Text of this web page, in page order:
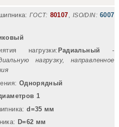
ГОСТ: 80107 ISO/DIN: 6007
нагрузки: Радиальный
-
нагрузку, направленное
Однорядный
1
d=35 мм
D=62 мм